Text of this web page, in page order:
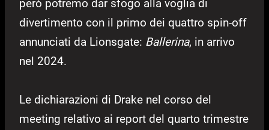
però potremo dar sfogo alla voglia di
divertimento con il primo dei quattro spin-off
annunciati da Lionsgate: Ballerina, in arrivo
nel 2024.
Le dichiarazioni di Drake nel corso del
meeting relativo ai report del quarto trimestre